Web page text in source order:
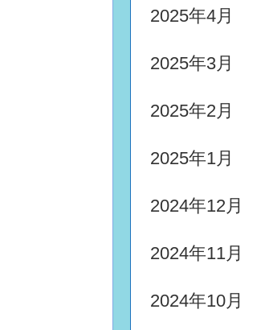
2025年4月
2025年3月
2025年2月
2025年1月
2024年12月
2024年11月
2024年10月